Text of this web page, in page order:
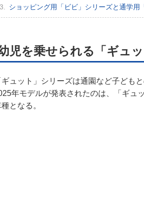
ショッピング用「ビビ」シリーズと通学用
児を乗せられる「ギュ
ギュット」シリーズは通園など子ども
年モデルが発表されたのは、「ギュ
となる。